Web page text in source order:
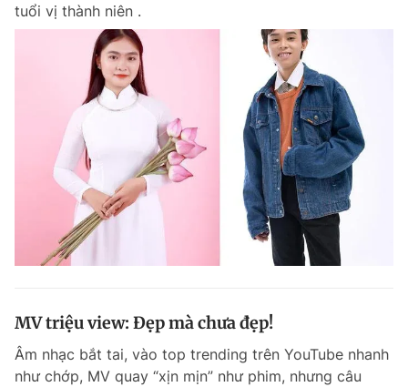
tuổi vị thành niên .
MV triệu view: Đẹp mà chưa đẹp!
Âm nhạc bắt tai, vào top trending trên YouTube nhanh
như chớp, MV quay “xịn mịn” như phim, nhưng câu